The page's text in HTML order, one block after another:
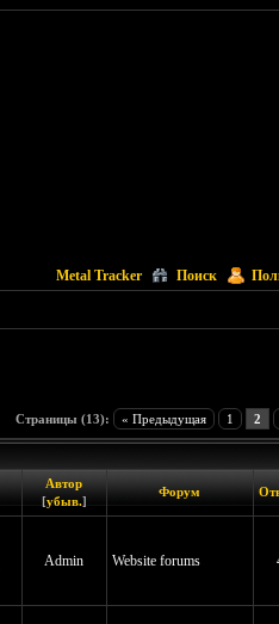
Metal Tracker Поиск
Страницы (13): « Предыдущая 1 2
Автор
[убыв.]
Форум
Admin Website forums